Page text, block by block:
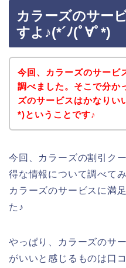
カラーズのサー
すよ♪(*´ﾉ(ﾟ∀ﾟ*)
今回、カラーズのサービ
調べました。そこで分か
ズのサービスはかなりい
*)ということです♪
今回、カラーズの割引ク
得な情報について調べて
カラーズのサービスに満
た♪
やっぱり、カラーズのサ
がいいと感じるものは口